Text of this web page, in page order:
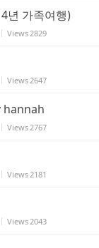
년 가족여행)
Views 2829
Views 2647
hannah
Views 2767
Views 2181
Views 2043